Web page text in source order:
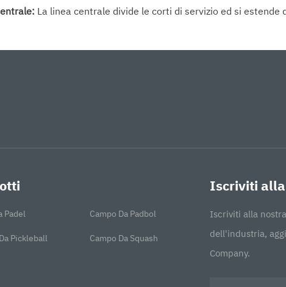
La linea centrale divide le corti di servizio ed si estende
rivestita con vernice acrilica o altri trattamenti per una
Padel Campo Da Padbol
Pickleball Campo Da Squash
Iscriviti
Iscriviti alla
dell'industria,
Company.